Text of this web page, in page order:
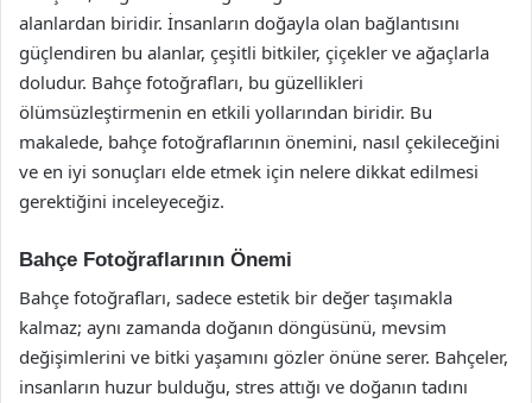
alanlardan biridir. İnsanların doğayla olan bağlantısını
güçlendiren bu alanlar, çeşitli bitkiler, çiçekler ve ağaçlarla
doludur. Bahçe fotoğrafları, bu güzellikleri
ölümsüzleştirmenin en etkili yollarından biridir. Bu
makalede, bahçe fotoğraflarının önemini, nasıl çekileceğini
ve en iyi sonuçları elde etmek için nelere dikkat edilmesi
gerektiğini inceleyeceğiz.
Bahçe Fotoğraflarının Önemi
Bahçe fotoğrafları, sadece estetik bir değer taşımakla
kalmaz; aynı zamanda doğanın döngüsünü, mevsim
değişimlerini ve bitki yaşamını gözler önüne serer. Bahçeler,
insanların huzur bulduğu, stres attığı ve doğanın tadını